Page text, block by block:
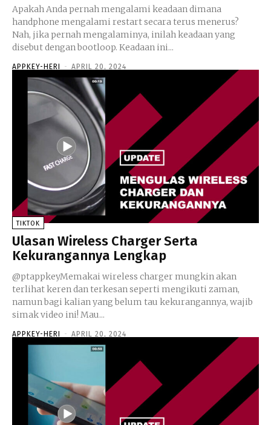
Apakah Anda pernah mengalami keadaan dimana
handphone mengalami restart secara terus menerus?
Nah, jika pernah mengalaminya, inilah keadaan yang
disebut dengan bootloop. Keadaan ini...
APPKEY-HERI - APRIL 20, 2024
TIKTOK
Ulasan Wireless Charger Serta
Kekurangannya Lengkap
@ptappkeyMemakai wireless charger mungkin akan
terlihat keren dan terkesan seperti mengikuti zaman,
namun bagi kalian yang belum tau kekurangannya, wajib
simak video ini! Mau...
APPKEY-HERI - APRIL 20, 2024